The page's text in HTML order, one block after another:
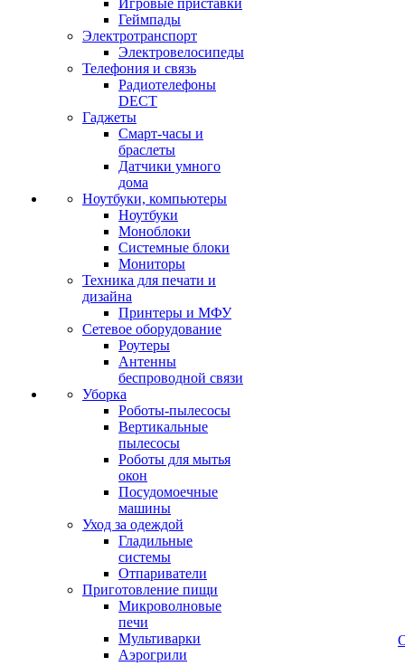
Игровые приставки
Геймпады
Электротранспорт
Электровелосипеды
Телефония и связь
Радиотелефоны
DECT
Гаджеты
Смарт-часы и
браслеты
Датчики умного
дома
Ноутбуки, компьютеры
Ноутбуки
Моноблоки
Системные блоки
Мониторы
Техника для печати и
дизайна
Принтеры и МФУ
Сетевое оборудование
Роутеры
Антенны
беспроводной связи
Уборка
Роботы-пылесосы
Вертикальные
пылесосы
Роботы для мытья
окон
Посудомоечные
машины
Уход за одеждой
Гладильные
системы
Отпариватели
Приготовление пищи
Микроволновые
печи
Мультиварки
Аэрогрили